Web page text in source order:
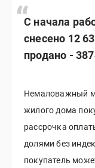
С начала
снесено 12
продано -
Немаловажный
жилого дома
рассрочка
долями без
покупатель